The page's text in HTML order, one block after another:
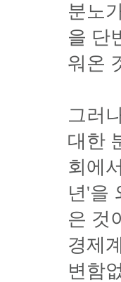
분노
을 단
워온
그러
대한
회에
년'을
은 것
경제
변함